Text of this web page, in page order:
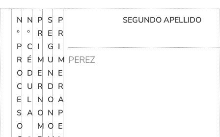
N
°
P
R
O
C
E
S
O
N
°
C
É
D
U
L
A
P
R
I
M
E
R
N
O
M
S
E
G
U
N
D
O
N
O
P
R
I
M
E
R
A
P
E
SEGUNDO APELLIDO
PEREZ